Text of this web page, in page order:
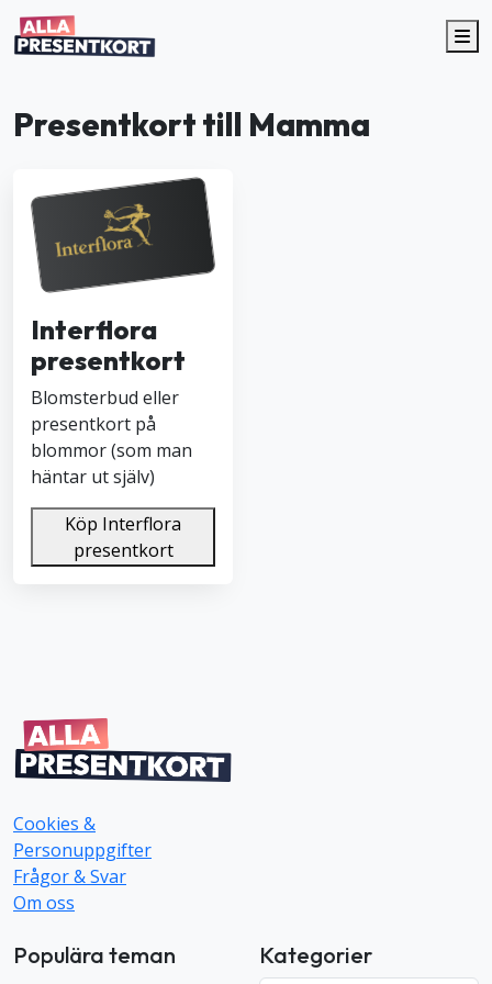
Presentkort till Mamma
Interflora
presentkort
Blomsterbud eller
presentkort på
blommor (som man
häntar ut själv)
Köp Interflora
presentkort
Cookies &
Personuppgifter
Frågor & Svar
Om oss
Populära teman Kategorier